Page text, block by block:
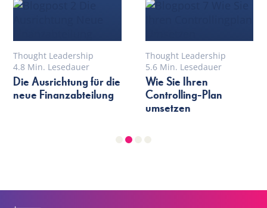
Thought Leadership
4.8 Min. Lesedauer
Die Ausrichtung für die
neue Finanzabteilung
Thought Leadership
5.6 Min. Lesedauer
Wie Sie Ihren
Controlling-Plan
umsetzen